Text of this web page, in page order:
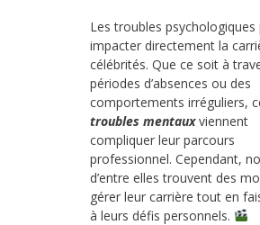
Les troubles psychologiques
impacter directement la
célébrités. Que ce soit à
périodes d’absences ou des
comportements irréguliers,
troubles mentauxviennent
compliquer leur parcours
professionnel. Cependant,
d’entre elles trouvent des
gérer leur carrière tout en
à leurs défis personnels.